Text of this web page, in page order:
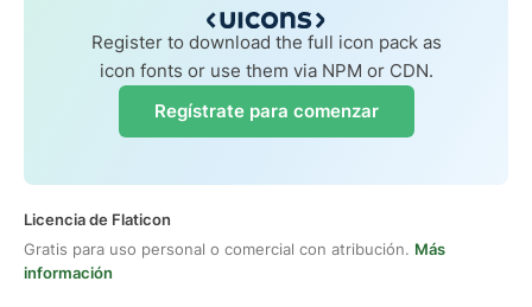
Register to download the full icon pack as
icon fonts or use them via NPM or CDN.
Regístrate para comenzar
Licencia de Flaticon
Gratis para uso personal o comercial con atribución. Más
información